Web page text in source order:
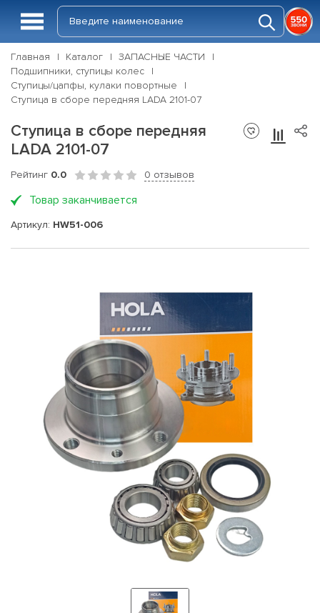
Главная Каталог
ЗАПАСНЫЕ ЧАСТИ
Подшипники, ступицы колес
Ступицы/цапфы, кулаки повортные
Ступица в сборе передняя LADA 2101-07
Ступица в сборе передняя
LADA 2101-07
Рейтинг 0.0 0 отзывов
Товар заканчивается
Артикул: HW51-006